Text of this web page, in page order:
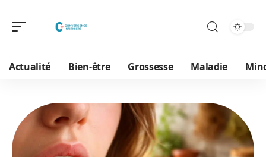
Actualité Bien-être Grossesse Maladie